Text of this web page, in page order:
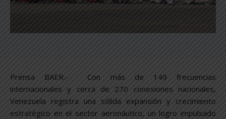
Prensa BAER.- Con más de 149 frecuencias
internacionales y cerca de 270 conexiones nacionales,
Venezuela registra una sólida expansión y crecimiento
estratégico en el sector aeronáutico, un logro impulsado